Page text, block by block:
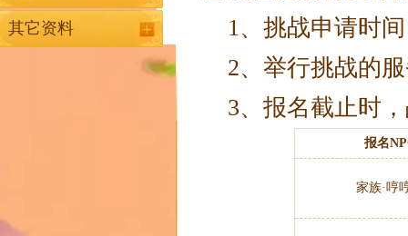
其它资料
1、挑战申请时
2、举行挑战的
3、报名截止时
报名
家族·哼